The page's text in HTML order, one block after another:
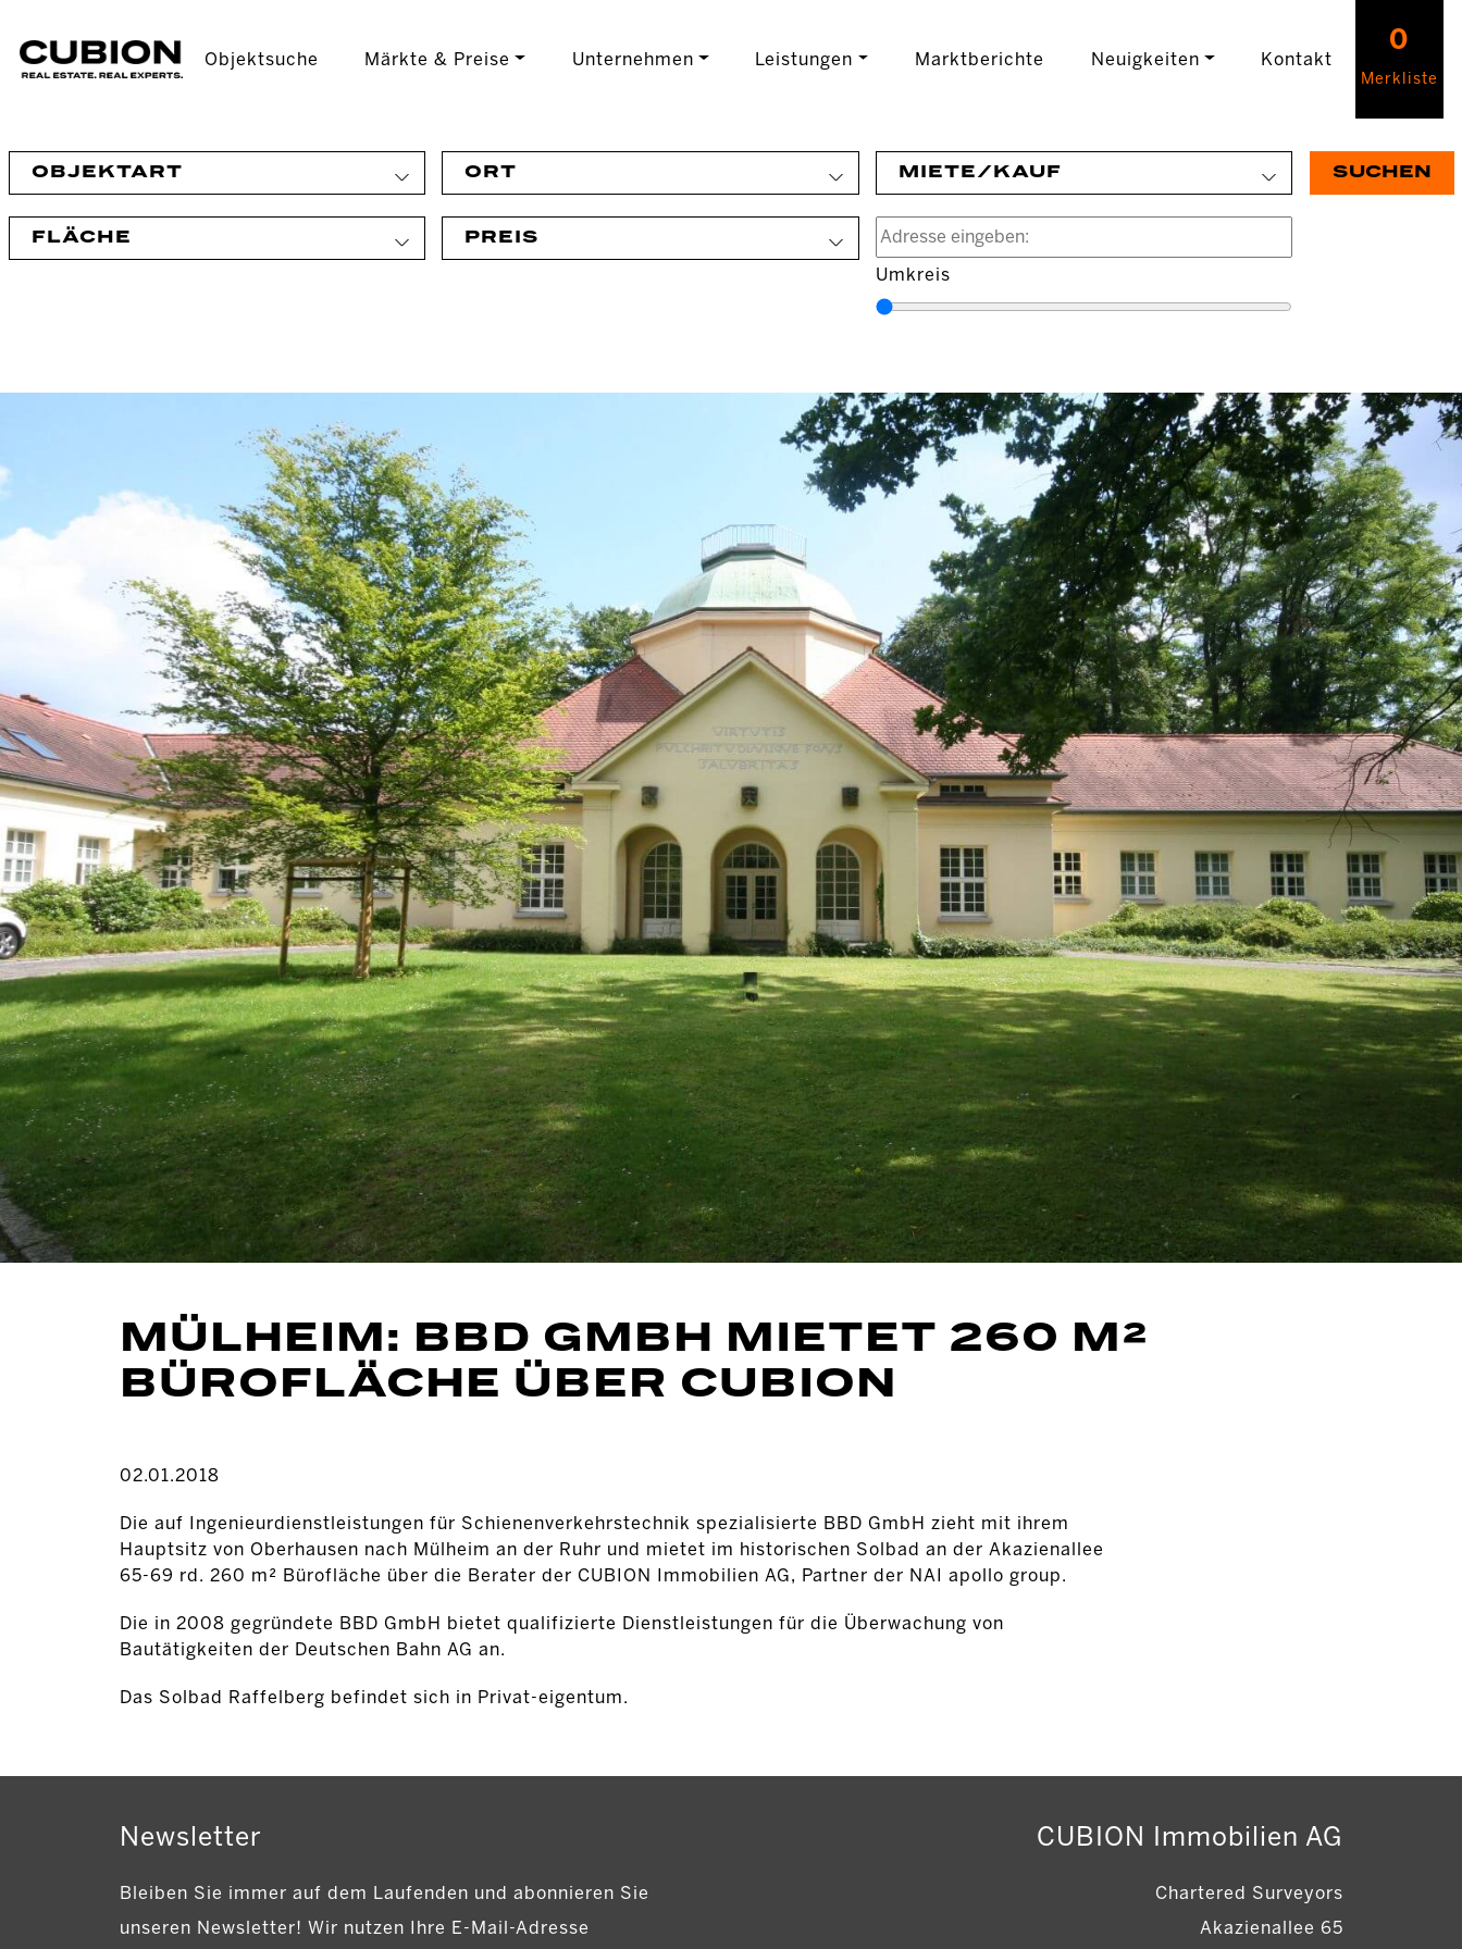
Objektsuche Märkte & Preise Unternehmen Leistungen Marktberichte Neuigkeiten Kontakt
0
Merkliste
OBJEKTART ORT MIETE/KAUF
FLÄCHE PREIS
Umkreis
SUCHEN
MÜLHEIM: BBD GMBH MIETET 260 M²
BÜROFLÄCHE ÜBER CUBION
02.01.2018
Die auf Ingenieurdienstleistungen für Schienenverkehrstechnik spezialisierte BBD GmbH zieht mit ihrem
Hauptsitz von Oberhausen nach Mülheim an der Ruhr und mietet im historischen Solbad an der Akazienallee
65-69 rd. 260 m² Bürofläche über die Berater der CUBION Immobilien AG, Partner der NAI apollo group.
Die in 2008 gegründete BBD GmbH bietet qualifizierte Dienstleistungen für die Überwachung von
Bautätigkeiten der Deutschen Bahn AG an.
Das Solbad Raffelberg befindet sich in Privat-eigentum.
Newsletter
Bleiben Sie immer auf dem Laufenden und abonnieren Sie
unseren Newsletter! Wir nutzen Ihre E-Mail-Adresse
CUBION Immobilien AG
Chartered Surveyors
Akazienallee 65